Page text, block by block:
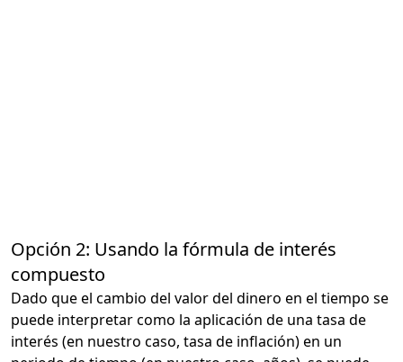
Opción 2: Usando la fórmula de interés
compuesto
Dado que el cambio del valor del dinero en el tiempo se
puede interpretar como la aplicación de una tasa de
interés (en nuestro caso, tasa de inflación) en un